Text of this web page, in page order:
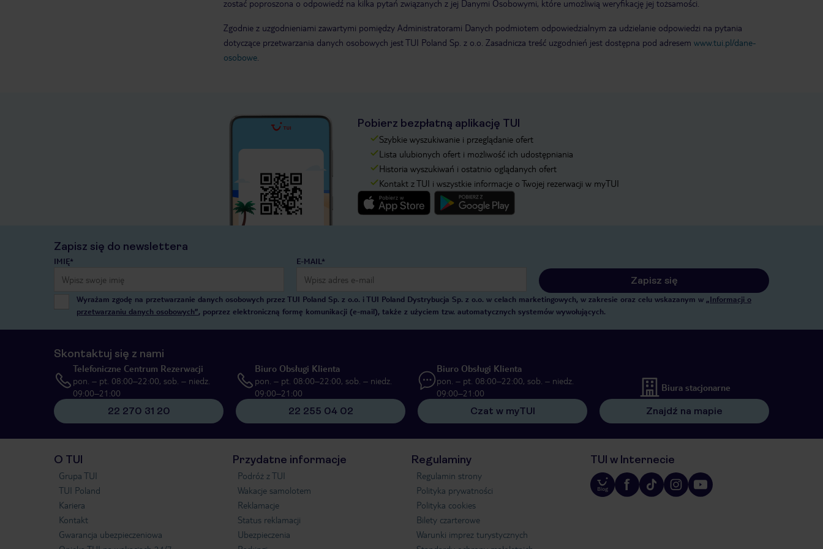
zostać poproszona o odpowiedź na kilka pytań związanych z jej Danymi Osobowymi, które umożliwią weryfikację jej tożsamości.
Zgodnie z uzgodnieniami zawartymi pomiędzy Administratorami Danych podmiotem odpowiedzialnym za udzielanie odpowiedzi na pytania
dotyczące przetwarzania danych osobowych jest TUI Poland Sp. z o.o. Zasadnicza treść uzgodnień jest dostępna pod adresem www.tui.pl/dane-
osobowe
Pobierz bezpłatną aplikację TUI
Szybkie wyszukiwanie i przeglądanie ofert
Lista ulubionych ofert i możliwość ich udostępniania
Historia wyszukiwań i ostatnio oglądanych ofert
Kontakt z TUI i wszystkie informacje o Twojej rezerwacji w myTUI
Zapisz się do newslettera
IMIĘ* E-MAIL*
Zapisz się
Wyrażam zgodę na przetwarzanie danych osobowych przez TUI Poland Sp. z o.o. i TUI Poland Dystrybucja Sp. z o.o. w celach marketingowych, w zakresie oraz celu wskazanym w „Informacji o
przetwarzaniu danych osobowych”, poprzez elektroniczną formę komunikacji (e-mail), także z użyciem tzw. automatycznych systemów wywołujących.
Skontaktuj się z nami
Telefoniczne Centrum Rezerwacji
pon. – pt. 08:00–22:00, sob. – niedz.
09:00–21:00
22 270 31 20
Biuro Obsługi Klienta
pon. – pt. 08:00–22:00, sob. – niedz.
09:00–21:00
22 255 04 02
Biuro Obsługi Klienta
pon. – pt. 08:00–22:00, sob. – niedz.
09:00–21:00
Czat w myTUI
Biura stacjonarne
Znajdź na mapie
O TUI
Grupa TUI
TUI Poland
Kariera
Kontakt
Gwarancja ubezpieczeniowa
Przydatne informacje
Podróż z TUI
Wakacje samolotem
Reklamacje
Status reklamacji
Ubezpieczenia
Regulaminy
Regulamin strony
Polityka prywatności
Polityka cookies
Bilety czarterowe
Warunki imprez turystycznych
TUI w Internecie